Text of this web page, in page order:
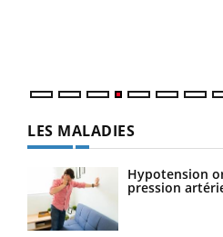
LES MALADIES
Hypotension
pression